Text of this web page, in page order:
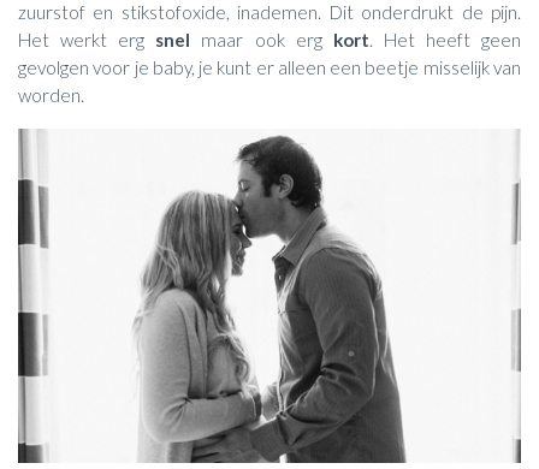
zuurstof en stikstofoxide, inademen. Dit onderdrukt de pijn.
Het werkt erg snel maar ook erg kort. Het heeft geen
gevolgen voor je baby, je kunt er alleen een beetje misselijk van
worden.